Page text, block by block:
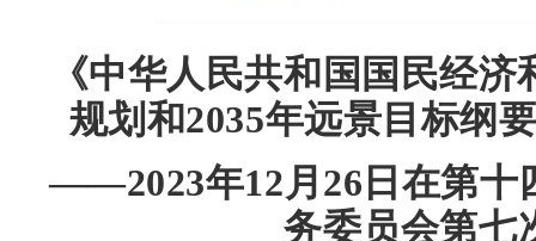
《中华人民共和国国民经济
规划和2035年远景目标纲
——2023年12月26日在第十
务委员会第七